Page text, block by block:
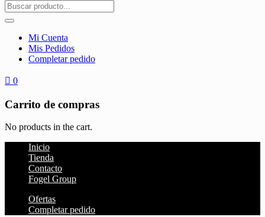
Mi Cuenta
Mis Pedidos
Completar pedido
0
Carrito de compras
No products in the cart.
Inicio
Tienda
Contacto
Fogel Group
Ofertas
Completar pedido